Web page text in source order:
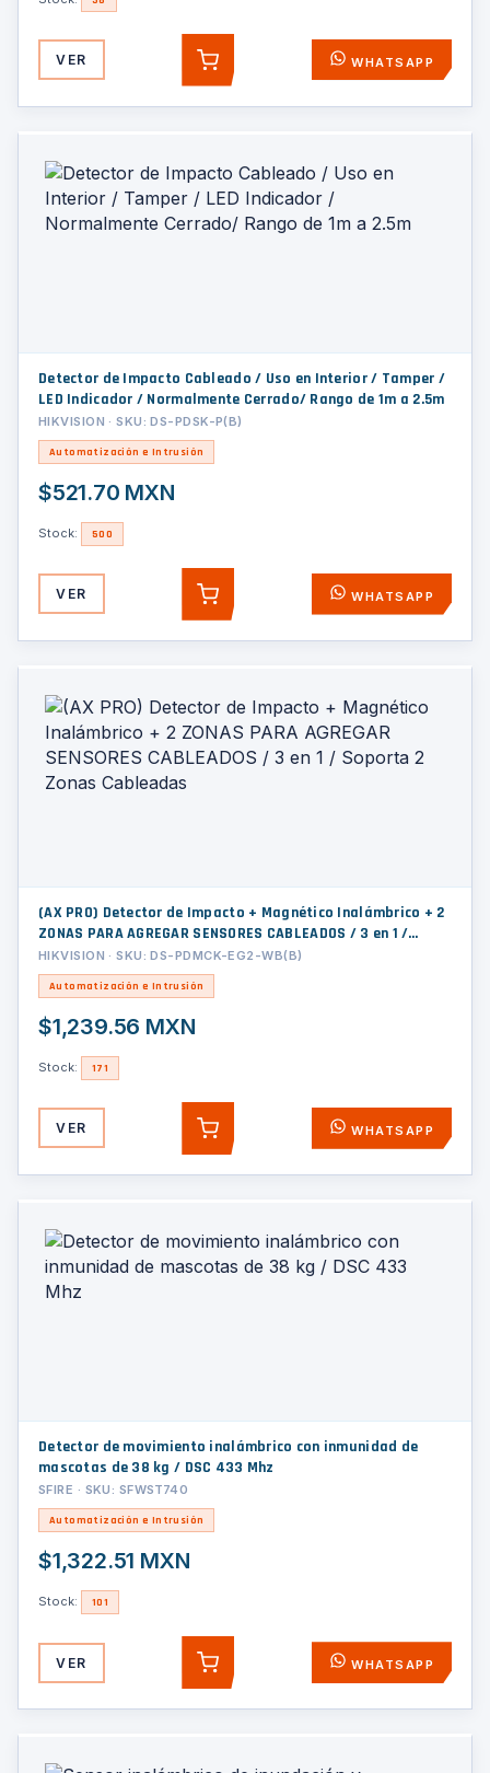
VER AGREGAR WHATSAPP
Detector de Impacto Cableado / Uso en Interior / Tamper /
LED Indicador / Normalmente Cerrado/ Rango de 1m a 2.5m
HIKVISION · SKU: DS-PDSK-P(B)
Automatización e Intrusión
$521.70 MXN
Stock: 500
VER AGREGAR WHATSAPP
(AX PRO) Detector de Impacto + Magnético Inalámbrico + 2
ZONAS PARA AGREGAR SENSORES CABLEADOS / 3 en 1 /
Soporta 2 Zonas Cableadas
HIKVISION · SKU: DS-PDMCK-EG2-WB(B)
Automatización e Intrusión
$1,239.56 MXN
Stock: 171
VER AGREGAR WHATSAPP
Detector de movimiento inalámbrico con inmunidad de
mascotas de 38 kg / DSC 433 Mhz
SFIRE · SKU: SFWST740
Automatización e Intrusión
$1,322.51 MXN
Stock: 101
VER AGREGAR WHATSAPP